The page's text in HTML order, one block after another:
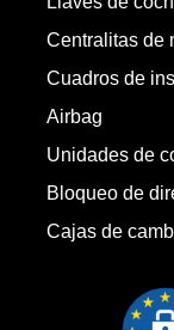
Centralitas de
Cuadros de
Airbag
Unidades de
Bloqueo de
Cajas de